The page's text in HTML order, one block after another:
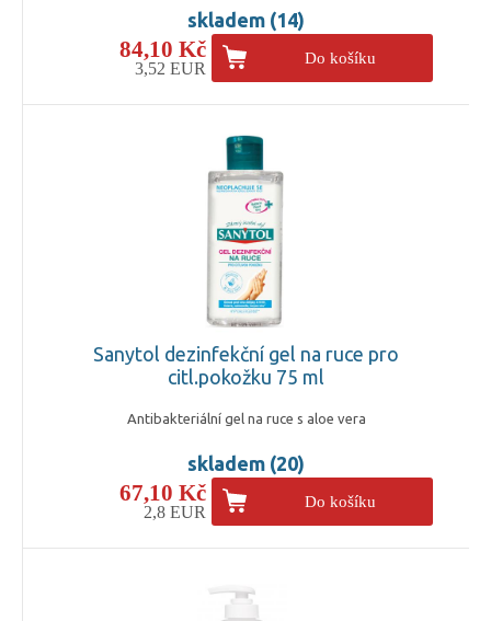
skladem (14)
84,10 Kč
3,52 EUR
Do košíku
Sanytol dezinfekční gel na ruce pro
citl.pokožku 75 ml
Antibakteriální gel na ruce s aloe vera
skladem (20)
67,10 Kč
2,8 EUR
Do košíku